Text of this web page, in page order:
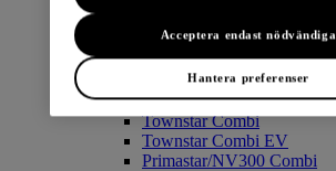
Qashqai
LEAF
ARIYA
X-Trail
Townstar Combi
Townstar Combi EV
Primastar/NV300 Combi
Hantera preferenser
Acceptera endast nödvändiga